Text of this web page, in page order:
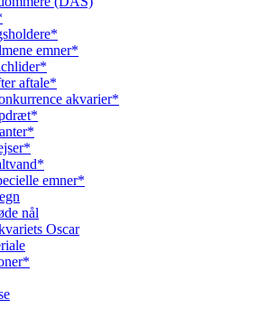
emner*
aftale*
akvarier*
emner*
nål
Oscar